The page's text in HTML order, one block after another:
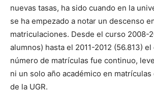
nuevas tasas, ha sido cuando en la
se ha empezado a notar un descenso
matriculaciones. Desde el curso 2008-
alumnos) hasta el 2011-2012 (56.813)
número de matrículas fue continuo,
ni un solo año académico en
de la UGR.